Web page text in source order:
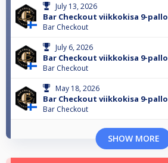
July 13, 2026
Bar Checkout viikkokisa 9-pallo
Bar Checkout
July 6, 2026
Bar Checkout viikkokisa 9-pallo
Bar Checkout
May 18, 2026
Bar Checkout viikkokisa 9-pallo
Bar Checkout
SHOW MORE